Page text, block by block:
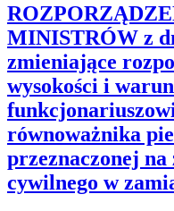
MINISTRÓW z
zmieniające
wysokości i
równoważnika
przeznaczonej
cywilnego w